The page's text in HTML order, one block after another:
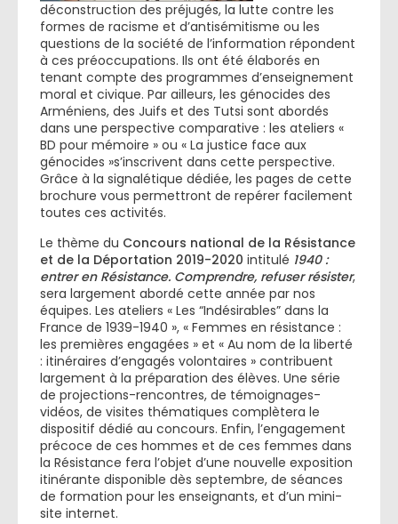
déconstruction des préjugés, la lutte contre les
formes de racisme et d’antisémitisme ou les
questions de la société de l’information répondent
à ces préoccupations. Ils ont été élaborés en
tenant compte des programmes d’enseignement
moral et civique. Par ailleurs, les génocides des
Arméniens, des Juifs et des Tutsi sont abordés
dans une perspective comparative : les ateliers «
BD pour mémoire » ou « La justice face aux
génocides »s’inscrivent dans cette perspective.
Grâce à la signalétique dédiée, les pages de cette
brochure vous permettront de repérer facilement
toutes ces activités.
Le thème du Concours national de la Résistance
et de la Déportation 2019-2020 intitulé 1940 :
entrer en Résistance. Comprendre, refuser résister,
sera largement abordé cette année par nos
équipes. Les ateliers « Les “Indésirables” dans la
France de 1939-1940 », « Femmes en résistance :
les premières engagées » et « Au nom de la liberté
: itinéraires d’engagés volontaires » contribuent
largement à la préparation des élèves. Une série
de projections-rencontres, de témoignages-
vidéos, de visites thématiques complètera le
dispositif dédié au concours. Enfin, l’engagement
précoce de ces hommes et de ces femmes dans
la Résistance fera l’objet d’une nouvelle exposition
itinérante disponible dès septembre, de séances
de formation pour les enseignants, et d’un mini-
site internet.